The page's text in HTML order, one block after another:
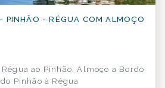
PINHÃO - RÉGUA COM ALMOÇO
ao Pinhão, Almoço a Bordo
Pinhão à Régua